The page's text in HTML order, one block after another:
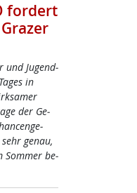
fordert
und Ju­gend­
in
der Ge­
ge­nau,
Som­mer be­